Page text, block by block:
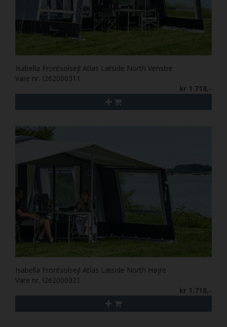
Isabella Frontsolsejl Atlas Læside North Venstre
Vare nr. I262000311
kr 1.718,-
Isabella Frontsolsejl Atlas Læside North Højre
Vare nr. I262000321
kr 1.718,-